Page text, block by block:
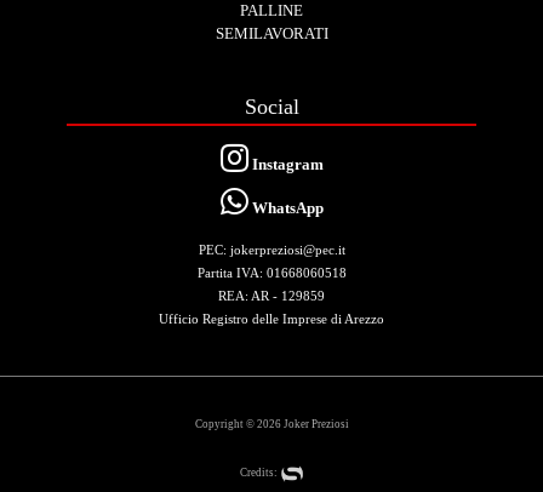
PALLINE
SEMILAVORATI
Social
Instagram
WhatsApp
PEC: jokerpreziosi@pec.it
Partita IVA: 01668060518
REA: AR - 129859
Ufficio Registro delle Imprese di Arezzo
Copyright © 2026 Joker Preziosi
Credits: